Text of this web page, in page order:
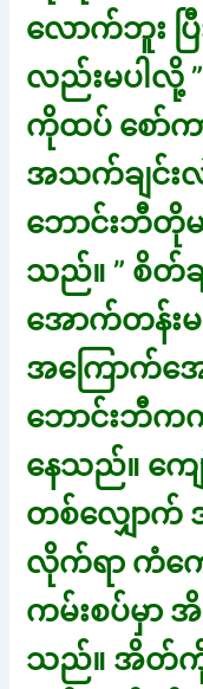
လောက်ဘူး ပ
လည်းမပါလို့ ”
ကိုထပ် စော်က
အသက်ချင်း
ဘောင်းဘီတိုမ
သည်။ ” စိတ်
အောက်တန်းမ
အကြောက်အ
ဘောင်းဘီ
နေသည်။ ကျ
တစ်လျှောက်
လိုက်ရာ ကံကေ
ကမ်းစပ်မှ
သည်။ အိတ်ကို